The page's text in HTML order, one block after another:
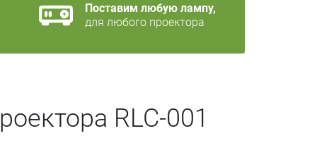
Поставим любую лампу,
для любого проектора
RLC-001